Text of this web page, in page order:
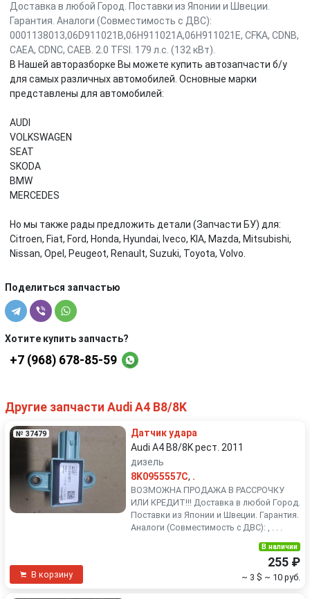
Доставка в любой Город. Поставки из Японии и Швеции.
Гарантия. Аналоги (Совместимость с ДВС):
0001138013,06D911021B,06H911021A,06H911021E, CFKA, CDNB,
CAEA, CDNC, CAEB. 2.0 TFSI. 179 л.с. (132 кВт).
В Нашей авторазборке Вы можете купить автозапчасти б/у
для самых различных автомобилей. Основные марки
представлены для автомобилей:
AUDI
VOLKSWAGEN
SEAT
SKODA
BMW
MERCEDES
Но мы также рады предложить детали (Запчасти БУ) для:
Citroen, Fiat, Ford, Honda, Hyundai, Iveco, KIA, Mazda, Mitsubishi,
Nissan, Opel, Peugeot, Renault, Suzuki, Toyota, Volvo.
Поделиться запчастью
Хотите купить запчасть?
+7 (968) 678-85-59
Другие запчасти Audi A4 B8/8K
№ 37479
Датчик удара
Audi A4 B8/8K рест. 2011
дизель
8K0955557C, .
ВОЗМОЖНА ПРОДАЖА В РАССРОЧКУ
ИЛИ КРЕДИТ!!! Доставка в любой Город.
Поставки из Японии и Швеции. Гарантия.
Аналоги (Совместимость с ДВС): , . . .
В корзину
В наличии
255 ₽
~ 3 $ ~ 10 руб.